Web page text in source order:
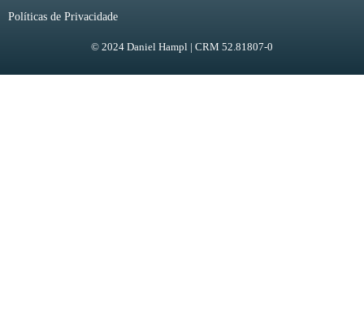
Políticas de Privacidade
© 2024 Daniel Hampl | CRM 52.81807-0